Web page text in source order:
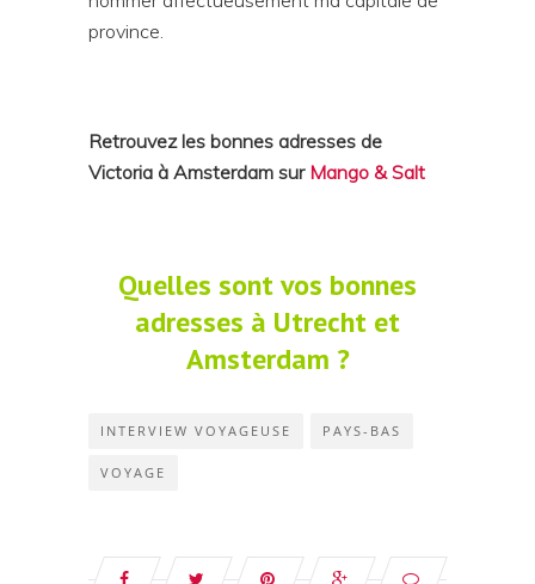
province.
Retrouvez les bonnes adresses de
Victoria à Amsterdam sur Mango & Salt
Quelles sont vos bonnes
adresses à Utrecht et
Amsterdam ?
INTERVIEW VOYAGEUSE PAYS-BAS
VOYAGE